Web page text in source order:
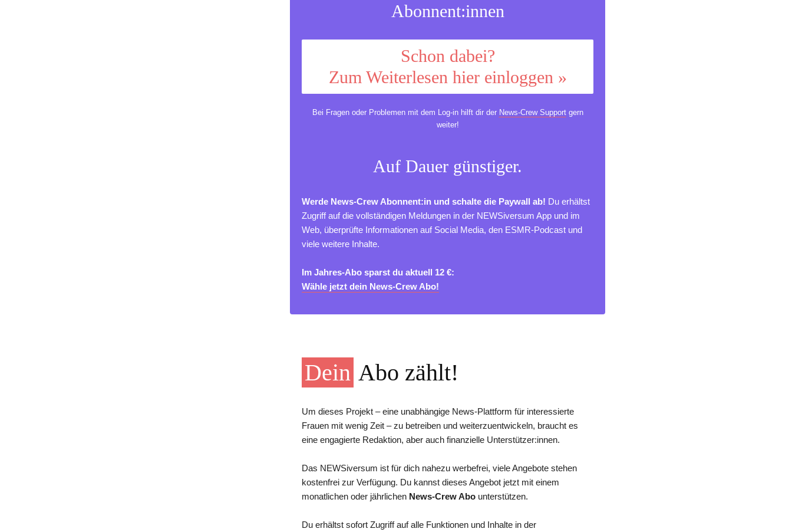
Abonnent:innen
Schon dabei?
Zum Weiterlesen hier einloggen »
Bei Fragen oder Problemen mit dem Log-in hilft dir der News-Crew Supportgern
weiter!
Auf Dauer günstiger.
Werde News-Crew Abonnent:in und schalte die Paywall ab! Du erhältst
Zugriff auf die vollständigen Meldungen in der NEWSiversum App und im
Web, überprüfte Informationen auf Social Media, den ESMR-Podcast und
viele weitere Inhalte.
Im Jahres-Abo sparst du aktuell 12 €:
Wähle jetzt dein News-Crew Abo!
Dein Abo zählt!
Um dieses Projekt – eine unabhängige News-Plattform für interessierte
Frauen mit wenig Zeit – zu betreiben und weiterzuentwickeln, braucht es
eine engagierte Redaktion, aber auch finanzielle Unterstützer:innen.
Das NEWSiversum ist für dich nahezu werbefrei, viele Angebote stehen
kostenfrei zur Verfügung. Du kannst dieses Angebot jetzt mit einem
monatlichen oder jährlichen News-Crew Abo unterstützen.
Du erhältst sofort Zugriff auf alle Funktionen und Inhalte in der